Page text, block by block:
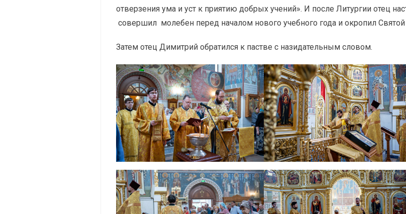
отверзения ума и уст к приятию добрых учений». И после Литургии отец
совершил молебен перед началом нового учебного года и окропил
Затем отец Димитрий обратился к пастве с назидательным словом.